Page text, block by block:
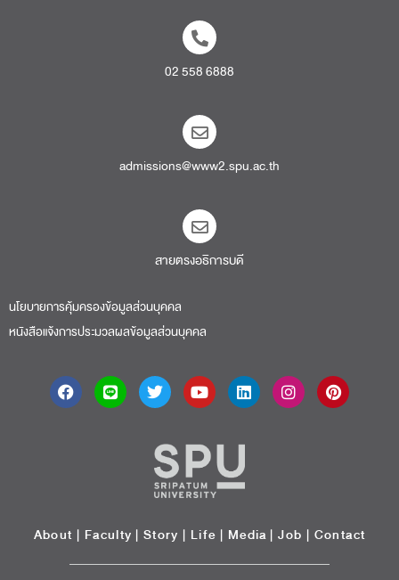
02 558 6888
admissions@www2.spu.ac.th
สายตรงอธิการบดี​
นโยบายการคุ้มครองข้อมูลส่วนบุคคล
หนังสือแจ้งการประมวลผลข้อมูลส่วนบุคคล
About | Faculty | Story | Life | Media |Job | Contact